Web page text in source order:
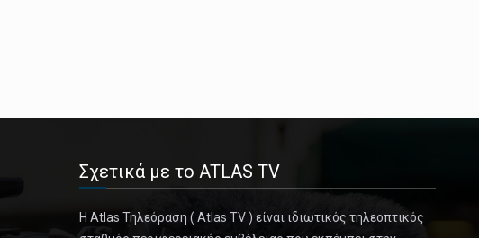
Σχετικά με το ATLAS TV
Η Atlas Τηλεόραση ( Atlas TV ) είναι ιδιωτικός τηλεοπτικός